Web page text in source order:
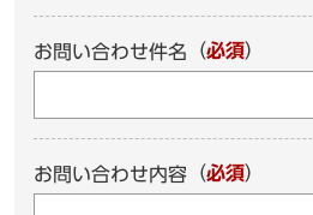
お問い合わせ件名 （必須）
お問い合わせ内容 （必須）